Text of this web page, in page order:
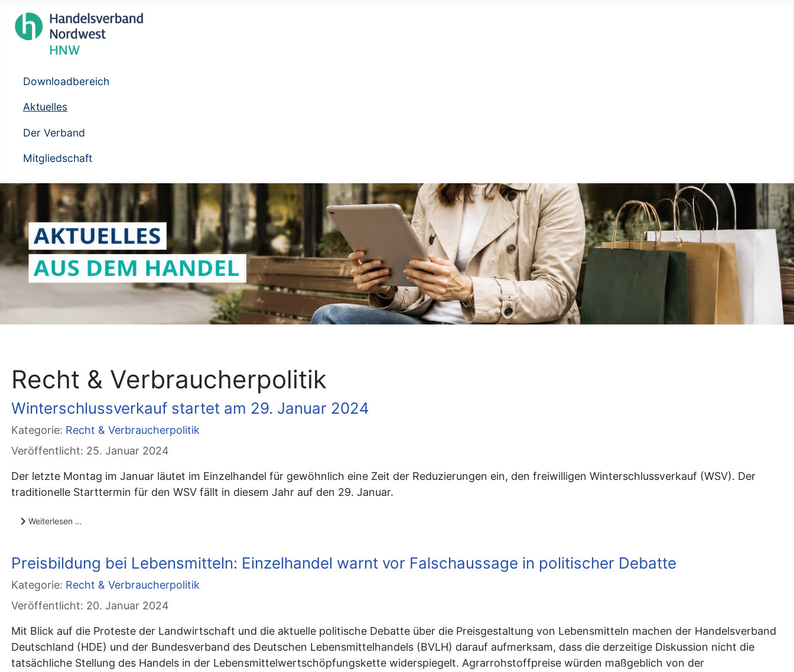
Downloadbereich
Aktuelles
Der Verband
Mitgliedschaft
Recht & Verbraucherpolitik
Winterschlussverkauf startet am 29. Januar 2024
Kategorie: Recht & Verbraucherpolitik
Veröffentlicht: 25. Januar 2024
Der letzte Montag im Januar läutet im Einzelhandel für gewöhnlich eine Zeit der Reduzierungen ein, den freiwilligen Winterschlussverkauf (WSV). Der
traditionelle Starttermin für den WSV fällt in diesem Jahr auf den 29. Januar.
Weiterlesen …
Preisbildung bei Lebensmitteln: Einzelhandel warnt vor Falschaussage in politischer Debatte
Kategorie: Recht & Verbraucherpolitik
Veröffentlicht: 20. Januar 2024
Mit Blick auf die Proteste der Landwirtschaft und die aktuelle politische Debatte über die Preisgestaltung von Lebensmitteln machen der Handelsverband
Deutschland (HDE) und der Bundesverband des Deutschen Lebensmittelhandels (BVLH) darauf aufmerksam, dass die derzeitige Diskussion nicht die
tatsächliche Stellung des Handels in der Lebensmittelwertschöpfungskette widerspiegelt. Agrarrohstoffpreise würden maßgeblich von der